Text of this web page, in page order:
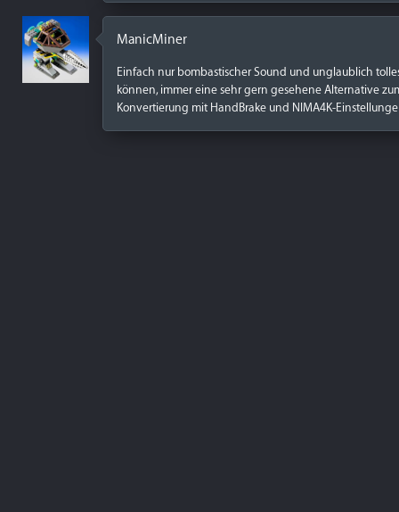
ManicMiner
Einfach nur bombastischer Sound und unglaublich
können, immer eine sehr gern gesehene Alternative
Konvertierung mit HandBrake und NIMA4K-